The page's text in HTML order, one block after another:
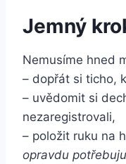
Jemný
Nemusíme hned
– dopřát si ticho,
– uvědomit si
nezaregistrovali,
– položit ruku na
opravdu